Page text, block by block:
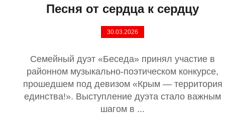
Песня от сердца к сердцу
30.03.2026
Семейный дуэт «Беседа» принял участие в
районном музыкально-поэтическом конкурсе,
прошедшем под девизом «Крым — территория
единства!». Выступление дуэта стало важным
шагом в ...